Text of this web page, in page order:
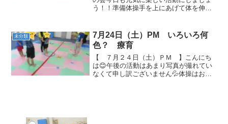
う！！準備体操手を上にあげて体を伸ば
に合わせて、「歩く・走る・スキップ・
止まる」遊びです。み...
未分類
7月24日（土）PM いろいろ何
色？ 療育
【 ７月２４日（土）ＰＭ 】こんにち
は😊午後の活動はあまり写真が撮れてい
なくて申し訳ございません💦体操はおさ